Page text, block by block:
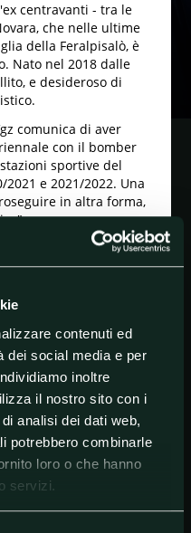
contenuti ed
dei social media e per
inoltre
il nostro sito con i
analisi dei dati web,
potrebbero combinarle
loro o che hanno
servizi.
centravanti - tra le
che nelle ultime
della Feralpisalò, è
Nato nel 2018 dalle
e desideroso di
comunica di aver
con il bomber
sportive del
e 2021/2022. Una
in altra forma,
di Caracciolo
di stagioni, quando
all'interno del
troverà una vecchia
italiano: quel
con lui al Brescia
il nuovo allenatore del